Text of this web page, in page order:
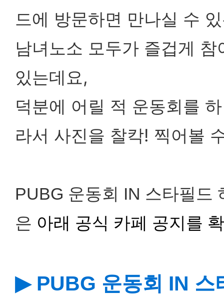
드에 방문하면 만나실 수
남녀노소 모두가 즐겁게
있는데요,
덕분에 어릴 적 운동회를
라서 사진을 찰칵! 찍어볼
PUBG 운동회 IN 스타필드
은 아래 공식 카페 공지를
▶ PUBG 운동회 IN 스